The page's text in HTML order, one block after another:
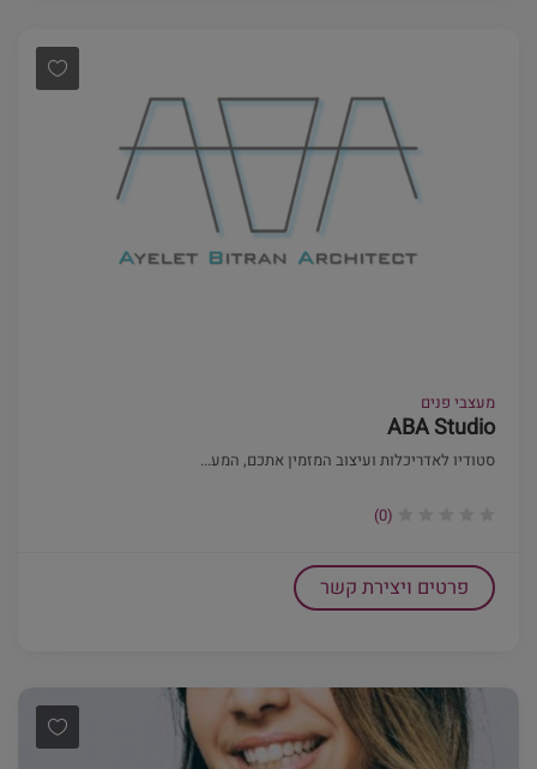
מעצבי פנים
ABA Studio
סטודיו לאדריכלות ועיצוב המזמין אתכם, המע...
(0)
פרטים ויצירת קשר